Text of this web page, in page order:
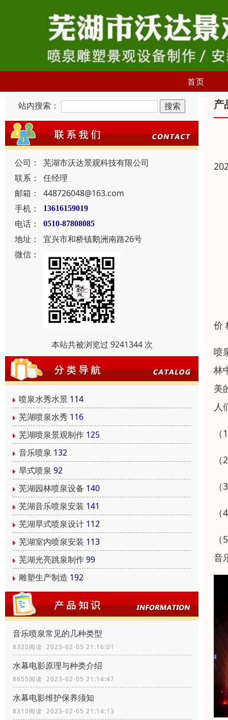
首页
站内搜索：
公司：
芜湖市沃达景观科技有限公司
联系：
任经理
邮箱：
448726048@163.com
手机：
13616159019
电话： 0510-87808085
地址：
宜兴市和桥镇鹅洲南路26号
微信：
本站共被浏览过 9241344 次
喷泉水秀水景 114
芜湖喷泉水秀 116
芜湖喷泉景观制作 125
音乐喷泉 132
旱式喷泉 92
芜湖园林喷泉设备 140
芜湖音乐喷泉安装 141
芜湖旱式喷泉设计 112
芜湖室内喷泉安装 113
芜湖光亮跳泉制作99
雕塑生产制造 192
音乐喷泉常见的几种类型
8320阅读 2023-02-05 21:16:01
水幕电影原理与种类介绍
8655阅读 2023-02-05 21:14:47
水幕电影维护保养须知
8310阅读 2023-02-05 21:14:13
产
价
喷
林
美
人
音